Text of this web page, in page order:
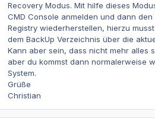
Recovery Modus. Mit hilfe dieses
CMD Console anmelden und dann
Registry wiederherstellen, hierzu
dem BackUp Verzeichnis über die
Kann aber sein, dass nicht mehr alles
aber du kommst dann normalerweise
System.
Grüße
Christian